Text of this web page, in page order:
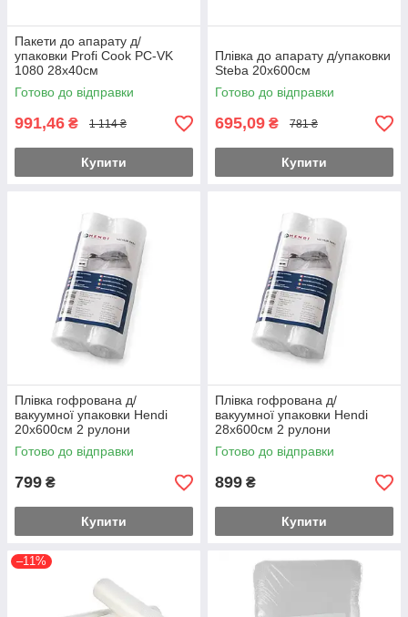
Пакети до апарату д/
упаковки Profi Cook PC-VK
1080 28х40см
Готово до відправки
991,46 ₴ 1 114 ₴
Купити
Плівка до апарату д/упаковки
Steba 20х600см
Готово до відправки
695,09 ₴ 781 ₴
Купити
Плівка гофрована д/
вакуумної упаковки Hendi
20х600см 2 рулони
Готово до відправки
799 ₴
Купити
Плівка гофрована д/
вакуумної упаковки Hendi
28х600см 2 рулони
Готово до відправки
899 ₴
Купити
–11%